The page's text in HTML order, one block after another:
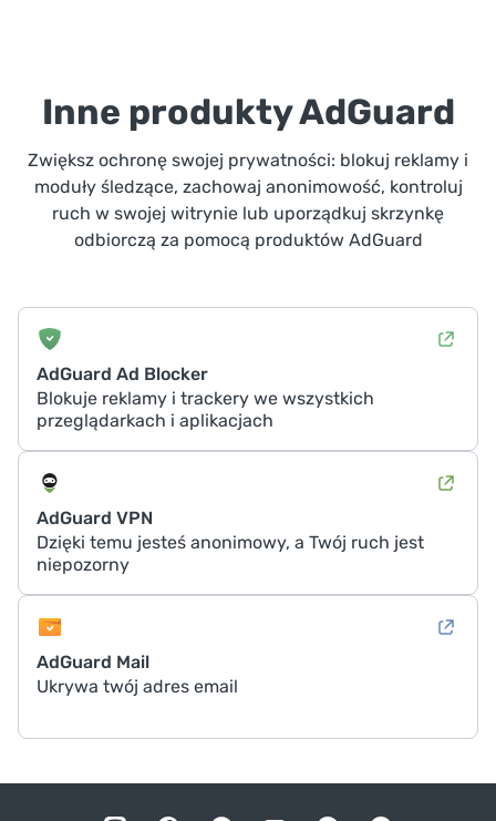
Inne produkty AdGuard
Zwiększ ochronę swojej prywatności: blokuj reklamy i
moduły śledzące, zachowaj anonimowość, kontroluj
ruch w swojej witrynie lub uporządkuj skrzynkę
odbiorczą za pomocą produktów AdGuard
AdGuard Ad Blocker
Blokuje reklamy i trackery we wszystkich
przeglądarkach i aplikacjach
AdGuard VPN
Dzięki temu jesteś anonimowy, a Twój ruch jest
niepozorny
AdGuard Mail
Ukrywa twój adres email